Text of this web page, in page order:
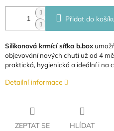
Přidat do
Silikonová krmící síťka b.box
objevování nových chutí už od 4
praktická, hygienická a ideální i na
Detailní informace
ZEPTAT SE HLÍDAT